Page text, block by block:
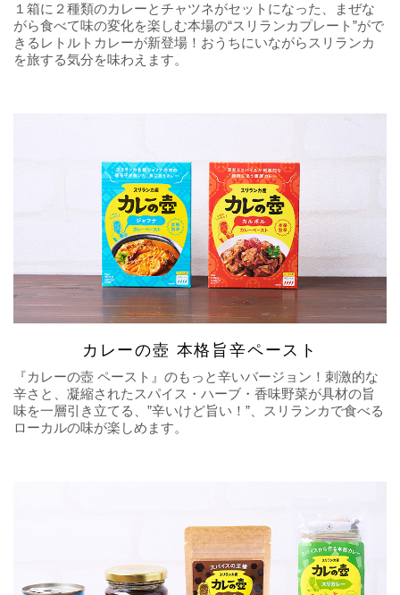
１箱に２種類のカレーとチャツネがセットになった、まぜな
がら食べて味の変化を楽しむ本場の“スリランカプレート”がで
きるレトルトカレーが新登場！おうちにいながらスリランカ
を旅する気分を味わえます。
カレーの壺 本格旨辛ペースト
『カレーの壺 ペースト』のもっと辛いバージョン！刺激的な
辛さと、凝縮されたスパイス・ハーブ・香味野菜が具材の旨
味を一層引き立てる、”辛いけど旨い！”、スリランカで食べる
ローカルの味が楽しめます。